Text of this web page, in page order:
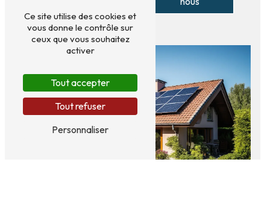
Ce site utilise des cookies et
vous donne le contrôle sur
ceux que vous souhaitez
activer
Tout accepter
Tout refuser
Personnaliser